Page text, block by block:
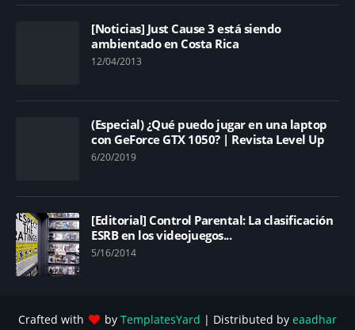
[Noticias] Just Cause 3 está siendo
ambientado en Costa Rica
12/04/2013
(Especial) ¿Qué puedo jugar en una laptop
con GeForce GTX 1050? | Revista Level Up
6/20/2019
[Editorial] Control Parental: La clasificación
ESRB en los videojuegos...
5/16/2014
Crafted with by TemplatesYard | Distributed by eaadhar